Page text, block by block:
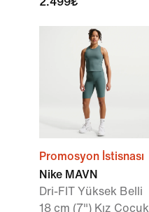
Promosyon İstisnası
Nike MAVN
Dri-FIT Yüksek Belli
18 cm (7") Kız Çocuk